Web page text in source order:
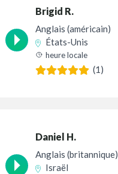
Brigid R.
Anglais (américain)
États-Unis
heure locale
(1)
Daniel H.
Anglais (britannique)
Israël